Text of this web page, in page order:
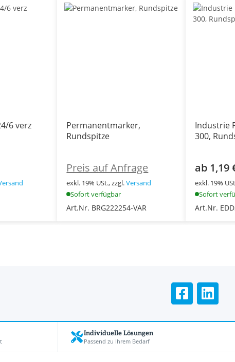
6 verz
Permanentmarker,
Rundspitze
Preis auf Anfrage
exkl. 19% USt., zzgl.Versand
Sofort verfügbar
Art.Nr. BRG222254-VAR
Industrie
300,
ab 1,19
exkl. 19%
Sofort
Art.Nr.
Individuelle Lösungen
Passend zu Ihrem Bedarf